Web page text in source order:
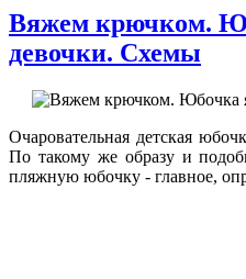
Вяжем крючком.
девочки. Схемы
Очаровательная детская
По такому же образу и
пляжную юбочку - главное,